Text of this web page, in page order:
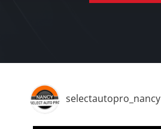
selectautopro_nancy